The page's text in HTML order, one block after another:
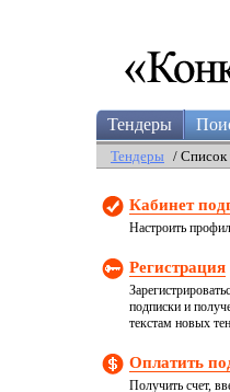
Тендеры
Тендеры / Список
Кабинет
Настроить
Регистрация
подписки и
текстам новых
Оплатить
Получить счет,